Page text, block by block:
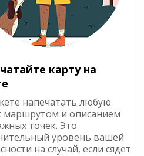
карту на
напечатать любую
маршрутом и описанием
точек. Это
уровень вашей
на случай, если сядет